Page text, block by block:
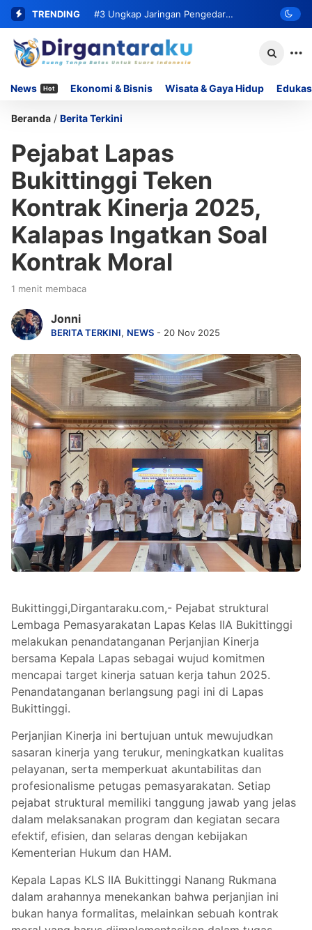
TRENDING #3 Ungkap Jaringan Pengedar
Narkoba, Satresnarkoba Polresta
News Hot Ekonomi & Bisnis Wisata & Gaya Hidup
Beranda / Berita Terkini
Pejabat Lapas
Bukittinggi Teken
Kontrak Kinerja 2025,
Kalapas Ingatkan Soal
Kontrak Moral
1 menit membaca
Jonni
BERITA TERKINI, NEWS - 20 Nov 2025
Bukittinggi,Dirgantaraku.com,- Pejabat struktural
Lembaga Pemasyarakatan Lapas Kelas IIA Bukittinggi
melakukan penandatanganan Perjanjian Kinerja
bersama Kepala Lapas sebagai wujud komitmen
mencapai target kinerja satuan kerja tahun 2025.
Penandatanganan berlangsung pagi ini di Lapas
Bukittinggi.
Perjanjian Kinerja ini bertujuan untuk mewujudkan
sasaran kinerja yang terukur, meningkatkan kualitas
pelayanan, serta memperkuat akuntabilitas dan
profesionalisme petugas pemasyarakatan. Setiap
pejabat struktural memiliki tanggung jawab yang jelas
dalam melaksanakan program dan kegiatan secara
efektif, efisien, dan selaras dengan kebijakan
Kementerian Hukum dan HAM.
Kepala Lapas KLS IIA Bukittinggi Nanang Rukmana
dalam arahannya menekankan bahwa perjanjian ini
bukan hanya formalitas, melainkan sebuah kontrak